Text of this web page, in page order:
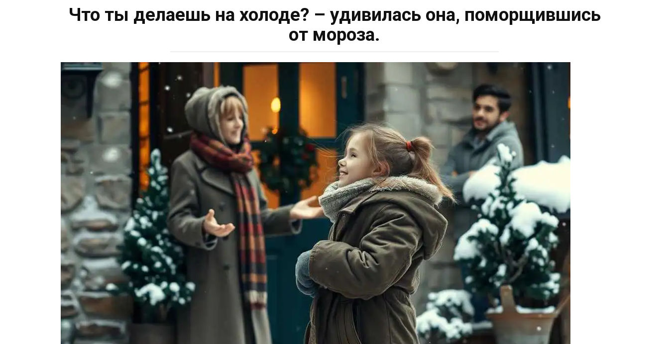
Что ты делаешь на холоде? – удивилась она, поморщившись
от мороза.